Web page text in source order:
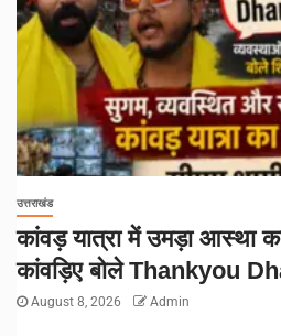
उत्तराखंड
कांवड़ यात्रा में उमड़ा आस्था
कांवड़िए बोले Thankyou
August 8, 2026 Admin